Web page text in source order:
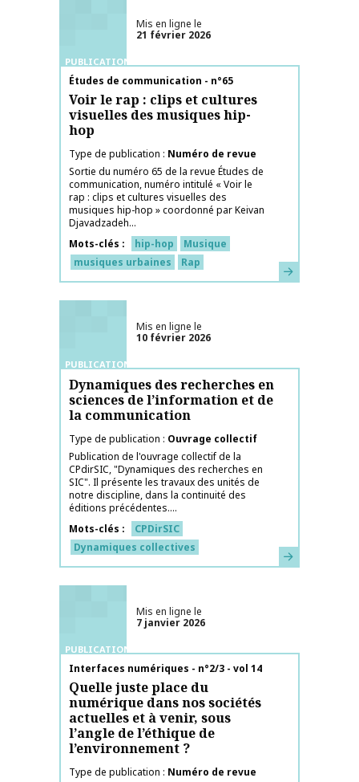
PUBLICATIONS
Mis en ligne le
21 février 2026
Nom de la publication
Études de communication - n°65
Voir le rap : clips et cultures
visuelles des musiques hip-
hop
Type de publication
Numéro de revue
Sortie du numéro 65 de la revue Études de
communication, numéro intitulé « Voir le
rap : clips et cultures visuelles des
musiques hip-hop » coordonné par Keivan
Djavadzadeh...
Mots-clés
hip-hop
Musique
musiques urbaines
Rap En savoir plus
PUBLICATIONS
Mis en ligne le
10 février 2026
Dynamiques des recherches en
sciences de l’information et de
la communication
Type de publication
Ouvrage collectif
Publication de l'ouvrage collectif de la
CPdirSIC, "Dynamiques des recherches en
SIC". Il présente les travaux des unités de
notre discipline, dans la continuité des
éditions précédentes....
Mots-clés
CPDirSIC
Dynamiques collectives
En savoir plus
PUBLICATIONS
Mis en ligne le
7 janvier 2026
Nom de la publication
Interfaces numériques - n°2/3 - vol 14
Quelle juste place du
numérique dans nos sociétés
actuelles et à venir, sous
l’angle de l’éthique de
l’environnement ?
Type de publication
Numéro de revue